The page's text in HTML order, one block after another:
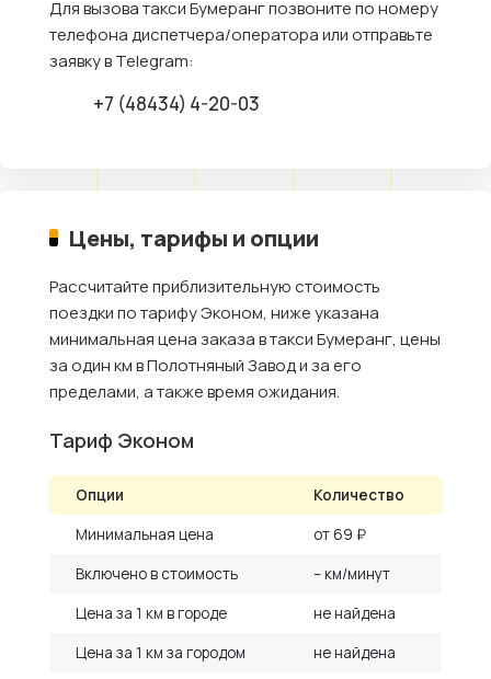
Для вызова такси Бумеранг позвоните по номеру
телефона диспетчера/оператора или отправьте
заявку в Telegram:
+7 (48434) 4-20-03
Цены, тарифы и опции
Рассчитайте приблизительную стоимость
поездки по тарифу Эконом, ниже указана
минимальная цена заказа в такси Бумеранг, цены
за один км в Полотняный Завод и за его
пределами, а также время ожидания.
Тариф Эконом
Опции
Количество
Минимальная цена
от 69 ₽
Включено в стоимость
– км/минут
Цена за 1 км в городе
не найдена
Цена за 1 км за городом
не найдена